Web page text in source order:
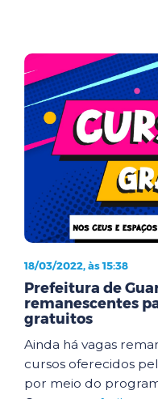
18/03/2022, às 15:38
Prefeitura de
remanescentes
gratuitos
Ainda há vagas
cursos oferecidos
por meio do